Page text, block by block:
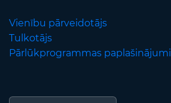
Vienību pārveidotājs
Tulkotājs
Pārlūkprogrammas paplašinājumi